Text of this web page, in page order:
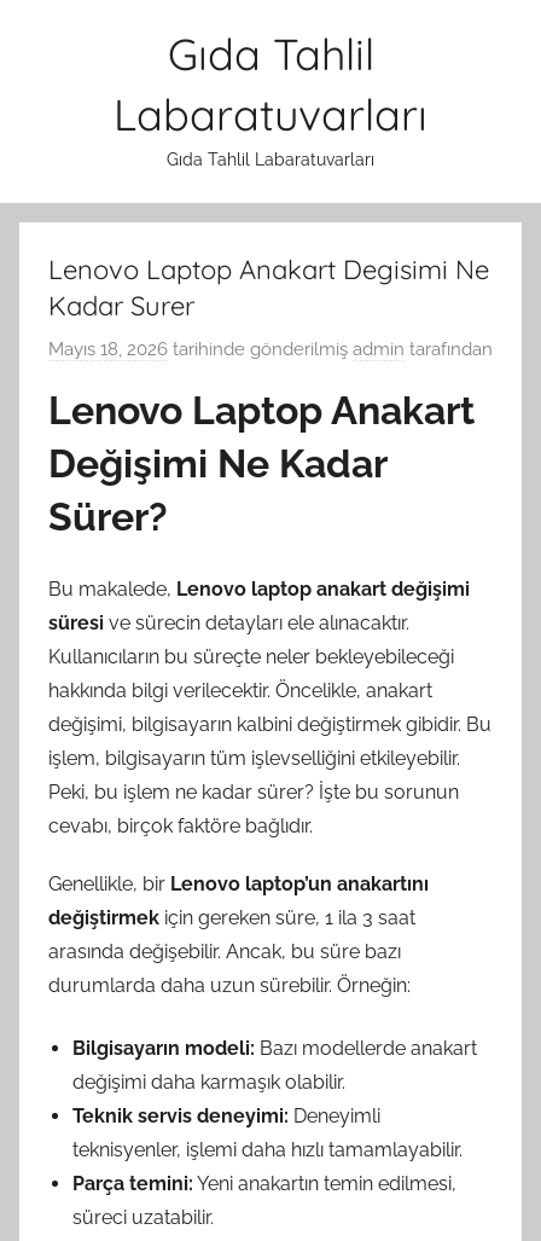
Gıda Tahlil
Labaratuvarları
Gıda Tahlil Labaratuvarları
Lenovo Laptop Anakart Degisimi Ne
Kadar Surer
Mayıs 18, 2026 tarihinde gönderilmiş admin tarafından
Lenovo Laptop Anakart
Değişimi Ne Kadar
Sürer?
Bu makalede, Lenovo laptop anakart değişimi
süresi ve sürecin detayları ele alınacaktır.
Kullanıcıların bu süreçte neler bekleyebileceği
hakkında bilgi verilecektir. Öncelikle, anakart
değişimi, bilgisayarın kalbini değiştirmek gibidir. Bu
işlem, bilgisayarın tüm işlevselliğini etkileyebilir.
Peki, bu işlem ne kadar sürer? İşte bu sorunun
cevabı, birçok faktöre bağlıdır.
Genellikle, bir Lenovo laptop’un anakartını
değiştirmek için gereken süre, 1 ila 3 saat
arasında değişebilir. Ancak, bu süre bazı
durumlarda daha uzun sürebilir. Örneğin:
Bilgisayarın modeli: Bazı modellerde anakart
değişimi daha karmaşık olabilir.
Teknik servis deneyimi: Deneyimli
teknisyenler, işlemi daha hızlı tamamlayabilir.
Parça temini: Yeni anakartın temin edilmesi,
süreci uzatabilir.